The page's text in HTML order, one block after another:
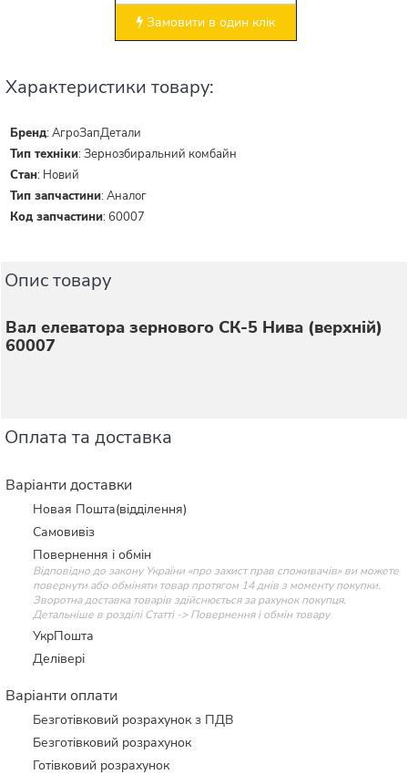
Замовити в один клік
Характеристики товару:
Бренд:АгроЗапДетали
Тип техніки:Зернозбиральний комбайн
Стан: Новий
Тип запчастини:Аналог
Код запчастини:60007
Опис товару
Вал елеватора зернового СК-5 Нива (верхній)
60007
Оплата та доставка
Варіанти доставки
Новая Пошта(відділення)
Самовивіз
Повернення і обмін
Відповідно до закону України «про захист прав споживачів» ви можете
повернути або обміняти товар протягом 14 днів з моменту покупки.
Зворотна доставка товарів здійснюється за рахунок покупця.
Детальніше в розділі Статті -> Повернення і обмін товару
УкрПошта
Делівері
Варіанти оплати
Безготівковий розрахунок з ПДВ
Безготівковий розрахунок
Готівковий розрахунок